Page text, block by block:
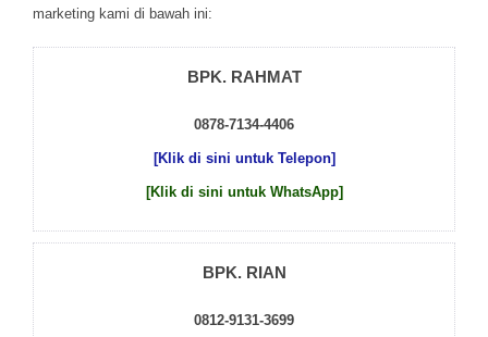
mаrkеtіng kаmі dі bаwаh іnі:
BPK. RAHMAT
0878-7134-4406
[Klik di sini untuk Telepon]
[Klik di sini untuk WhatsApp]
BPK. RIAN
0812-9131-3699